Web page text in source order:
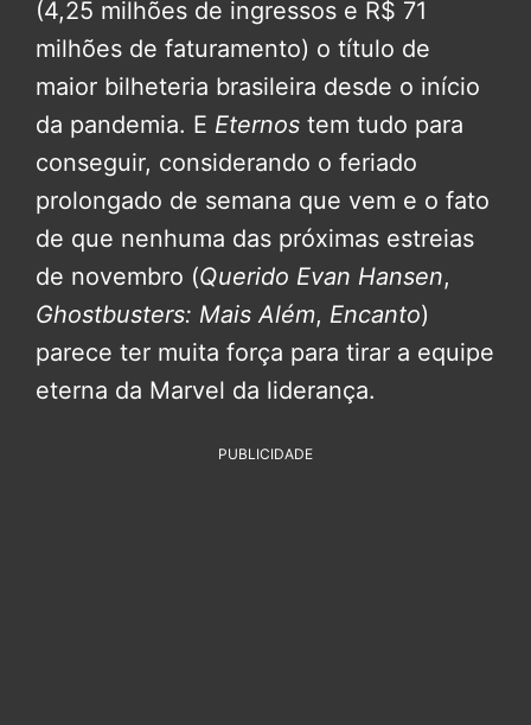
(4,25 milhões de ingressos e R$ 71
milhões de faturamento) o título de
maior bilheteria brasileira desde o início
da pandemia. E Eternos tem tudo para
conseguir, considerando o feriado
prolongado de semana que vem e o fato
de que nenhuma das próximas estreias
de novembro (Querido Evan Hansen,
Ghostbusters: Mais Além, Encanto)
parece ter muita força para tirar a equipe
eterna da Marvel da liderança.
PUBLICIDADE